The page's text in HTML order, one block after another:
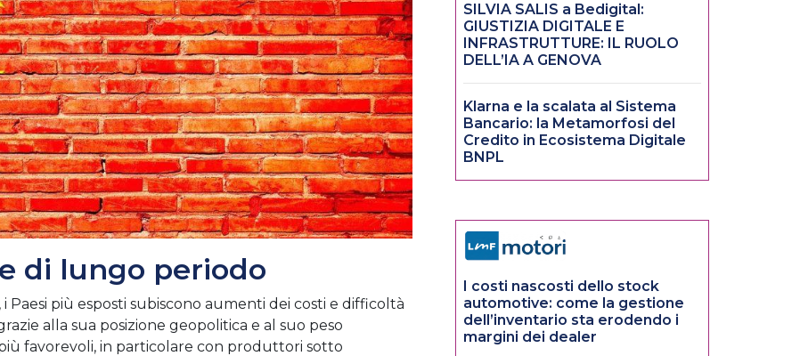
di lungo periodo
più esposti subiscono aumenti dei costi e difficoltà
alla sua posizione geopolitica e al suo peso
favorevoli, in particolare con produttori sotto
SILVIA SALIS a Bedigital:
GIUSTIZIA DIGITALE E
INFRASTRUTTURE: IL RUOLO
DELL’IA A GENOVA
Klarna e la scalata al Sistema
Bancario: la Metamorfosi del
Credito in Ecosistema Digitale
BNPL
I costi nascosti dello stock
automotive: come la gestione
dell’inventario sta erodendo i
margini dei dealer